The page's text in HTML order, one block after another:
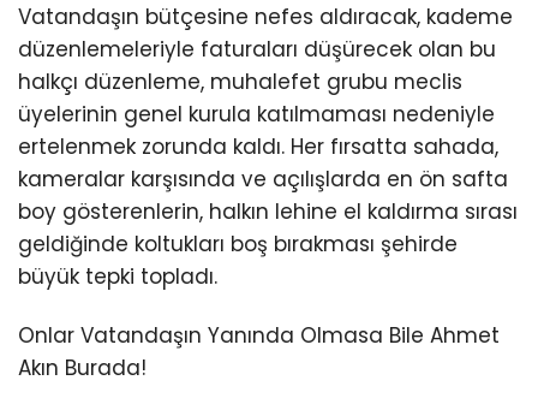
Vatandaşın bütçesine nefes aldıracak, kademe
düzenlemeleriyle faturaları düşürecek olan bu
halkçı düzenleme, muhalefet grubu meclis
üyelerinin genel kurula katılmaması nedeniyle
ertelenmek zorunda kaldı. Her fırsatta sahada,
kameralar karşısında ve açılışlarda en ön safta
boy gösterenlerin, halkın lehine el kaldırma sırası
geldiğinde koltukları boş bırakması şehirde
büyük tepki topladı.
Onlar Vatandaşın Yanında Olmasa Bile Ahmet
Akın Burada!